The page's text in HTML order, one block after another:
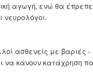
αγωγή, ενώ θα
νευρολόγοι.
ασθενείς με
να κάνουν κατάχρηση